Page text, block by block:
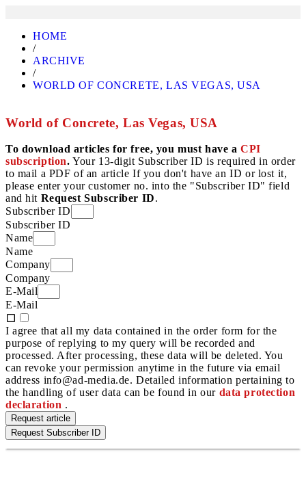
HOME
/
ARCHIVE
/
WORLD OF CONCRETE, LAS VEGAS, USA
World of Concrete, Las Vegas, USA
To download articles for free, you must have aCPI
subscription. Your 13-digit Subscriber ID is required in order
to mail a PDF of an article If you don't have an ID or lost it,
please enter your customer no. into the "Subscriber ID" field
and hit Request Subscriber ID.
Subscriber ID
Subscriber ID
Name
Name
Company
Company
E-Mail
E-Mail
I agree that all my data contained in the order form for the
purpose of replying to my query will be recorded and
processed. After processing, these data will be deleted. You
can revoke your permission anytime in the future via email
address info@ad-media.de. Detailed information pertaining to
the handling of user data can be found in our data protection
declaration .
Request article
Request Subscriber ID